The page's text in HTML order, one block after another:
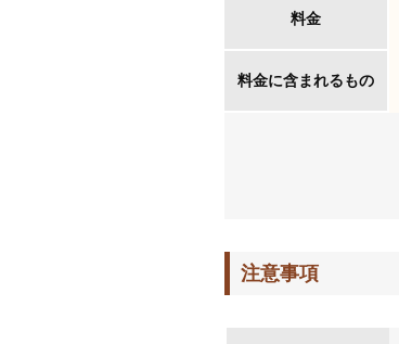
料金
料金に含まれるもの
注意事項